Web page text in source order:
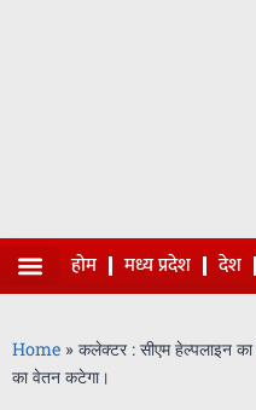
होम मध्य प्रदेश देश
Home » कलेक्टर : सीएम हेल्पलाइन का
का वेतन कटेगा।